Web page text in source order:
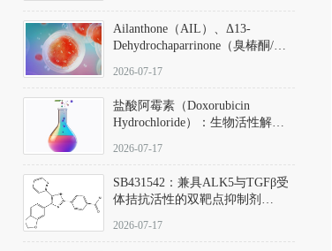
Ailanthone（AIL）、Δ13-
Dehydrochaparrinone（臭椿酮/臭
DKM货号 D806885
2026-07-17
盐酸阿霉素（Doxorubicin
Hydrochloride）：生物活性解
范
2026-07-17
SB431542：兼具ALK5与TGFβ受
体拮抗活性的双靶点抑制剂
D801067）
2026-07-17